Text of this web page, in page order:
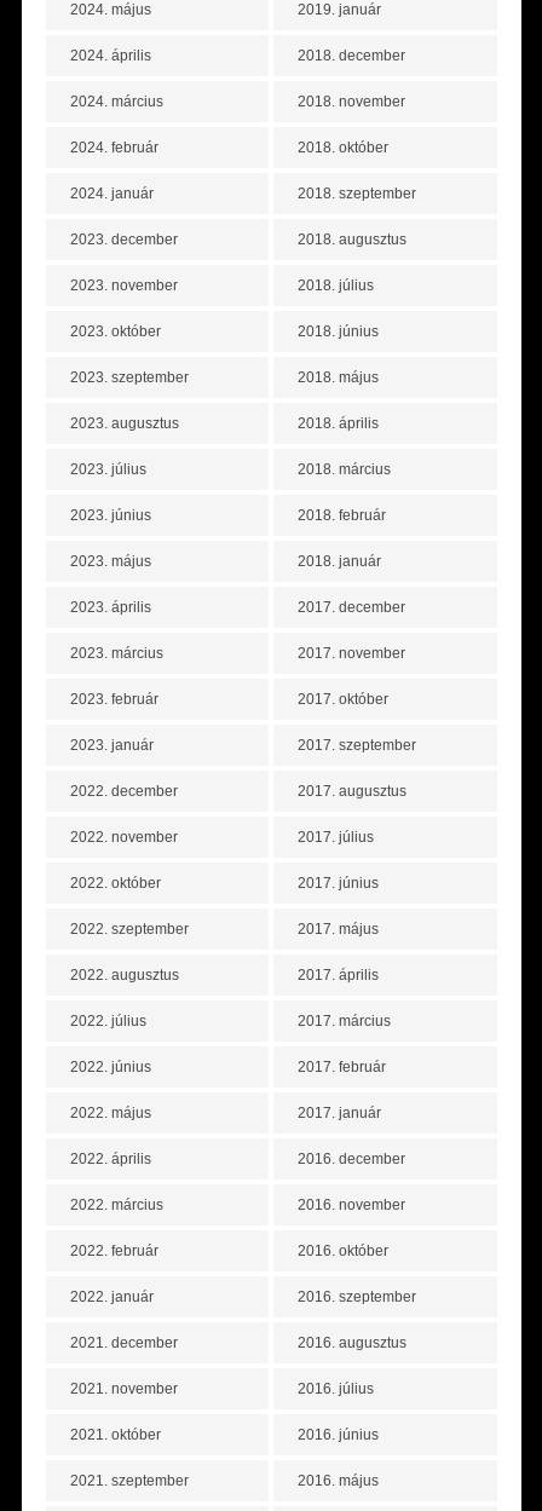
2024. május
2024. április
2024. március
2024. február
2024. január
2023. december
2023. november
2023. október
2023. szeptember
2023. augusztus
2023. július
2023. június
2023. május
2023. április
2023. március
2023. február
2023. január
2022. december
2022. november
2022. október
2022. szeptember
2022. augusztus
2022. július
2022. június
2022. május
2022. április
2022. március
2022. február
2022. január
2021. december
2021. november
2021. október
2021. szeptember
2019. január
2018. december
2018. november
2018. október
2018. szeptember
2018. augusztus
2018. július
2018. június
2018. május
2018. április
2018. március
2018. február
2018. január
2017. december
2017. november
2017. október
2017. szeptember
2017. augusztus
2017. július
2017. június
2017. május
2017. április
2017. március
2017. február
2017. január
2016. december
2016. november
2016. október
2016. szeptember
2016. augusztus
2016. július
2016. június
2016. május